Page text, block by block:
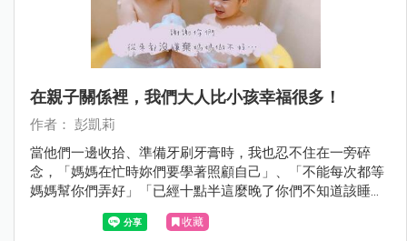
在親子關係裡，我們大人比小孩幸福很多！
作者： 彭凱莉
當他們一邊收拾、準備牙刷牙膏時，我也忍不住在一旁碎
念，「媽媽在忙時妳們要學著照顧自己」、「不能每次都等
媽媽幫你們弄好」「已經十點半這麼晚了你們不知道該睡覺
嗎？」這時小公主回我一句「十點半怎麼看？」⋯⋯
收藏